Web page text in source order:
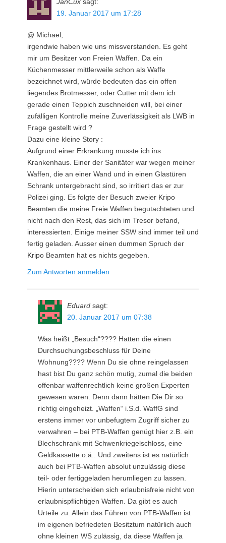
19. Januar 2017 um 17:28
@ Michael,
irgendwie haben wie uns missverstanden. Es geht
mir um Besitzer von Freien Waffen. Da ein
Küchenmesser mittlerweile schon als Waffe
bezeichnet wird, würde bedeuten das ein offen
liegendes Brotmesser, oder Cutter mit dem ich
gerade einen Teppich zuschneiden will, bei einer
zufälligen Kontrolle meine Zuverlässigkeit als LWB in
Frage gestellt wird ?
Dazu eine kleine Story :
Aufgrund einer Erkrankung musste ich ins
Krankenhaus. Einer der Sanitäter war wegen meiner
Waffen, die an einer Wand und in einen Glastüren
Schrank untergebracht sind, so irritiert das er zur
Polizei ging. Es folgte der Besuch zweier Kripo
Beamten die meine Freie Waffen begutachteten und
nicht nach den Rest, das sich im Tresor befand,
interessierten. Einige meiner SSW sind immer teil und
fertig geladen. Ausser einen dummen Spruch der
Kripo Beamten hat es nichts gegeben.
Zum Antworten anmelden
Eduard sagt:
20. Januar 2017 um 07:38
Was heißt „Besuch“???? Hatten die einen
Durchsuchungsbeschluss für Deine
Wohnung???? Wenn Du sie ohne reingelassen
hast bist Du ganz schön mutig, zumal die beiden
offenbar waffenrechtlich keine großen Experten
gewesen waren. Denn dann hätten Die Dir so
richtig eingeheizt. „Waffen“ i.S.d. WaffG sind
erstens immer vor unbefugtem Zugriff sicher zu
verwahren – bei PTB-Waffen genügt hier z.B. ein
Blechschrank mit Schwenkriegelschloss, eine
Geldkassette o.ä.. Und zweitens ist es natürlich
auch bei PTB-Waffen absolut unzulässig diese
teil- oder fertiggeladen herumliegen zu lassen.
Hierin unterscheiden sich erlaubnisfreie nicht von
erlaubnispflichtigen Waffen. Da gibt es auch
Urteile zu. Allein das Führen von PTB-Waffen ist
im eigenen befriedeten Besitztum natürlich auch
ohne kleinen WS zulässig, da diese Waffen ja